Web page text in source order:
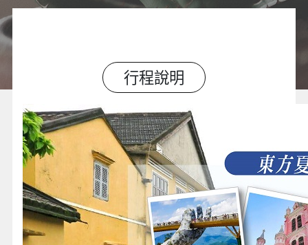
行程說明